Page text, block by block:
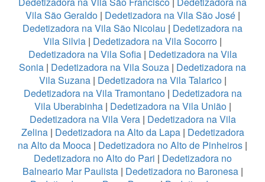
Vila São Geraldo| Dedetizadora na Vila São José|
Dedetizadora na Vila São Nicolau | Dedetizadora na
Vila Silvia | Dedetizadora na Vila Socorro |
Dedetizadora na Vila Sofia| Dedetizadora na Vila
Sonia | Dedetizadora na Vila Souza | Dedetizadora na
Vila Suzana| Dedetizadora na Vila Talarico|
Dedetizadora na Vila Tramontano| Dedetizadora na
Vila Uberabinha| Dedetizadora na Vila União|
Dedetizadora na Vila Vera| Dedetizadora na Vila
Zelina| Dedetizadora na Alto da Lapa| Dedetizadora
na Alto da Mooca | Dedetizadora no Alto de Pinheiros |
Dedetizadora no Alto do Pari | Dedetizadora no
Balneario Mar Paulista| Dedetizadora no Baronesa|